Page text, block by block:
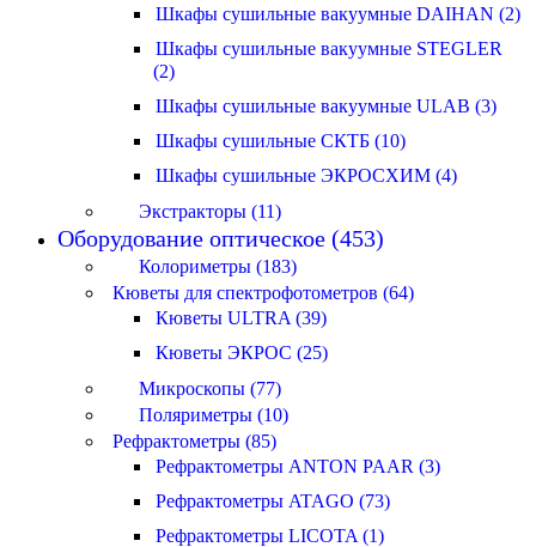
Шкафы сушильные вакуумные DAIHAN (2)
Шкафы сушильные вакуумные STEGLER
(2)
Шкафы сушильные вакуумные ULAB (3)
Шкафы сушильные СКТБ (10)
Шкафы сушильные ЭКРОСХИМ (4)
Экстракторы (11)
Оборудование оптическое (453)
Колориметры (183)
Кюветы для спектрофотометров (64)
Кюветы ULTRA (39)
Кюветы ЭКРОС (25)
Микроскопы (77)
Поляриметры (10)
Рефрактометры (85)
Рефрактометры ANTON PAAR (3)
Рефрактометры ATAGO (73)
Рефрактометры LICOTA (1)